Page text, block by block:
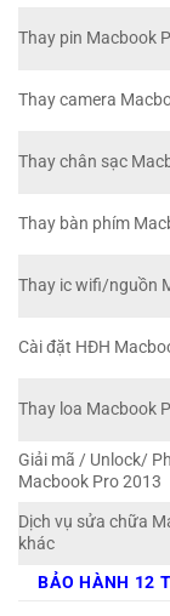
Thay pin Macbook
Thay camera
Thay chân sạc
Thay bàn phím
Thay ic wifi/nguồn
Cài đặt HĐH
Thay loa Macbook
Giải mã / Unlock/
Macbook Pro 2013
Dịch vụ sửa chữa
khác
BẢO HÀNH 12